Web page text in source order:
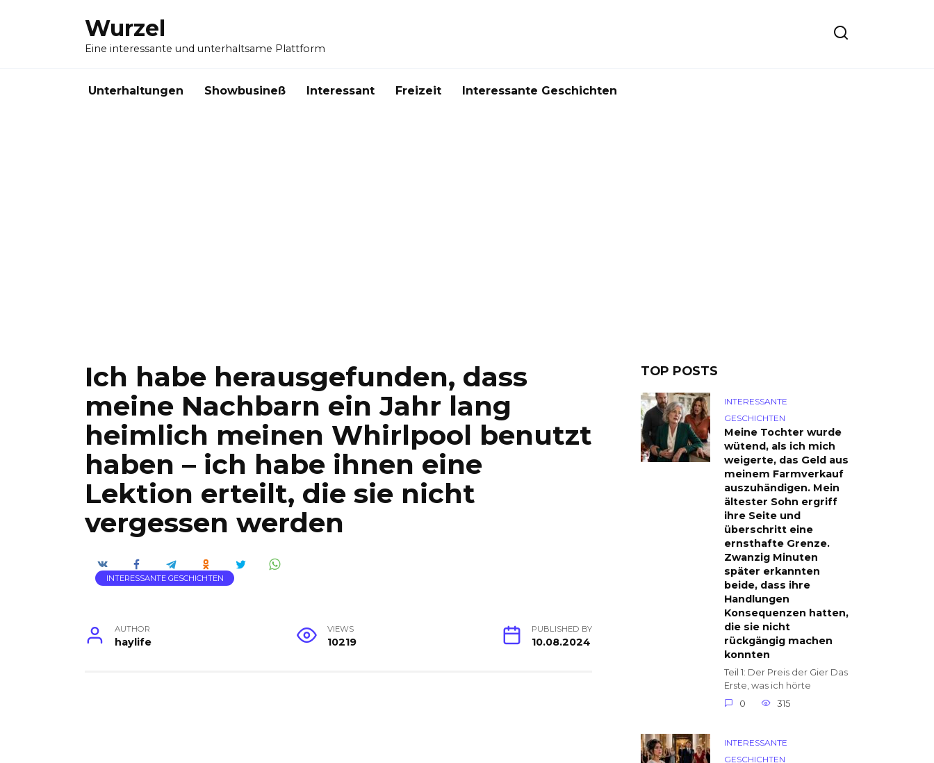
Wurzel
Eine interessante und unterhaltsame Plattform
Unterhaltungen Showbusineß Interessant Freizeit Interessante Geschichten
Ich habe herausgefunden, dass
meine Nachbarn ein Jahr lang
heimlich meinen Whirlpool benutzt
haben – ich habe ihnen eine
Lektion erteilt, die sie nicht
vergessen werden
INTERESSANTE GESCHICHTEN
AUTHOR
haylife
VIEWS
10219
PUBLISHED BY
10.08.2024
TOP POSTS
INTERESSANTE
GESCHICHTEN
Meine Tochter wurde
wütend, als ich mich
weigerte, das Geld aus
meinem Farmverkauf
auszuhändigen. Mein
ältester Sohn ergriff
ihre Seite und
überschritt eine
ernsthafte Grenze.
Zwanzig Minuten
später erkannten
beide, dass ihre
Handlungen
Konsequenzen hatten,
die sie nicht
rückgängig machen
konnten
Teil 1: Der Preis der Gier Das
Erste, was ich hörte
0
315
INTERESSANTE
GESCHICHTEN